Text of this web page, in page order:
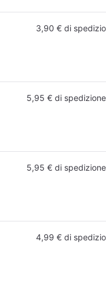
3,90 € di
5,95 € di spedizione
5,95 € di spedizione
4,99 € di